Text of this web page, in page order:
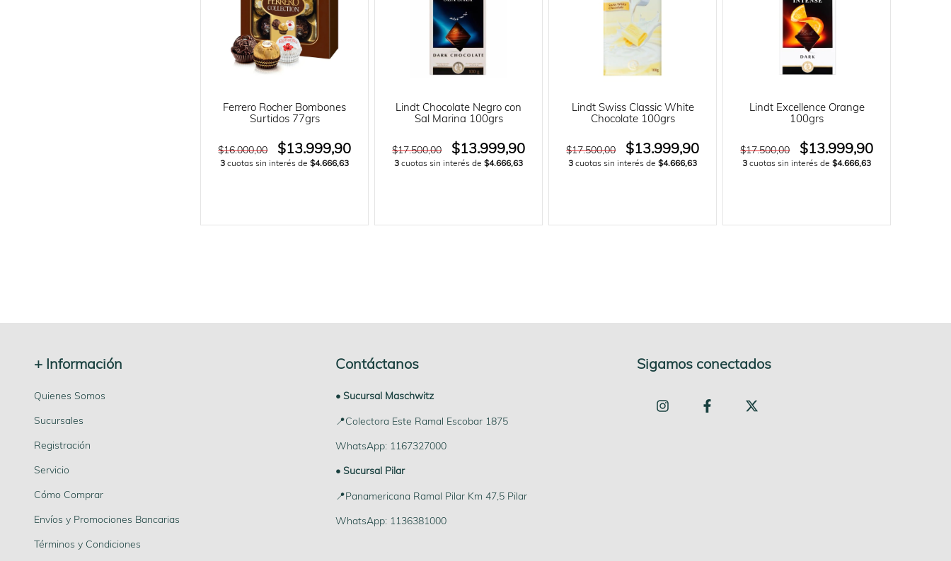
Ferrero Rocher Bombones
Surtidos 77grs
$16.000,00 $13.999,90
3 cuotas sin interés de$4.666,63
Lindt Chocolate Negro con
Sal Marina 100grs
$17.500,00 $13.999,90
3 cuotas sin interés de$4.666,63
Lindt Swiss Classic White
Chocolate 100grs
$17.500,00 $13.999,90
3 cuotas sin interés de$4.666,63
Lindt Excellence Orange
100grs
$17.500,00 $13.999,90
3 cuotas sin interés de$4.666,63
+ Información
Quienes Somos
Sucursales
Registración
Servicio
Cómo Comprar
Envíos y Promociones Bancarias
Términos y Condiciones
Contáctanos
• Sucursal Maschwitz
📍Colectora Este Ramal Escobar 1875
WhatsApp: 1167327000
• Sucursal Pilar
📍Panamericana Ramal Pilar Km 47,5 Pilar
WhatsApp: 1136381000
Sigamos conectados